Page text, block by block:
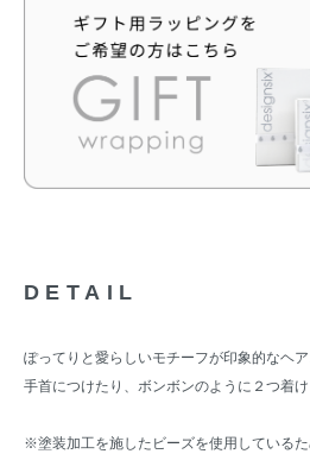
DETAIL
ぽってりと愛らしいモチーフが印象的なヘア
手首につけたり、ボンボンのように２つ着け
※塗装加工を施したビーズを使用している